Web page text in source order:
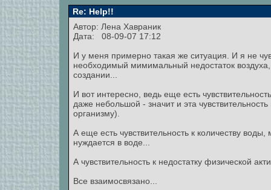
Re: Help!!
Автор: Лена Хавраник
Дата: 08-09-07 17:12
И у меня примерно такая же ситуация. И я не
необходимый мимимальный недостаток воздуха,
создании...
И вот интересно, ведь еще есть
даже небольшой - значит и эта
организму).
А еще есть чувствительность к количеству
нуждается в воде...
А чувствительность к недостатку физической
Все взаимосвязано...